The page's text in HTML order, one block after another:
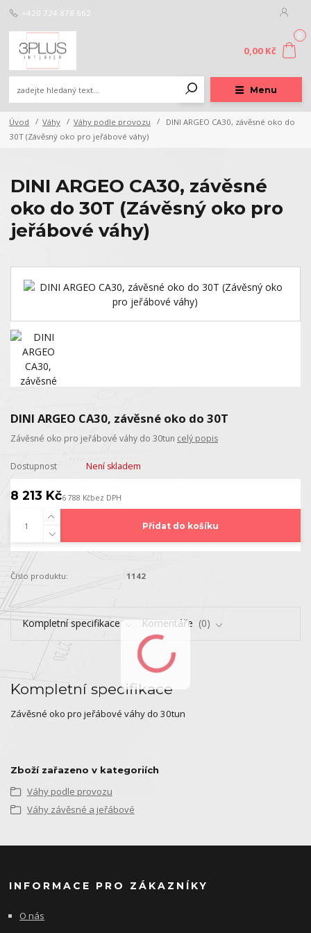
Menu
+420 724 878 662
0
0,00 Kč
Úvod Váhy Váhy podle provozu
DINI ARGEO CA30, závěsné oko do
30T (Závěsný oko pro jeřábové váhy)
DINI ARGEO CA30, závěsné
oko do 30T (Závěsný oko pro
jeřábové váhy)
DINI ARGEO CA30, závěsné oko do 30T
Závěsné oko pro jeřábové váhy do 30tun celý popis
Dostupnost Není skladem
8 213 Kč6 788 Kčbez DPH
Přidat do košíku
Číslo produktu: 1142
Kompletní specifikace Komentáře 0
Kompletní specifikace
Závěsné oko pro jeřábové váhy do 30tun
Zboží zařazeno v kategoriích
Váhy podle provozu
Váhy závěsné a jeřábové
INFORMACE PRO ZÁKAZNÍKY
O nás